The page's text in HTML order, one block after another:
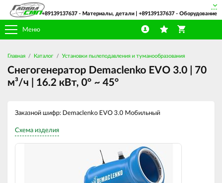
Меню
+89139137637 - Материалы, детали | +89139137637 - Оборудование
Главная Каталог Установки пылеподавления и туманообразования
Снегогенератор Demaclenko EVO 3.0 | 70
м³/ч | 16.2 кВт, 0° ~ 45°
Заказной шифр: Demaclenko EVO 3.0 Мобильный
Схема изделия